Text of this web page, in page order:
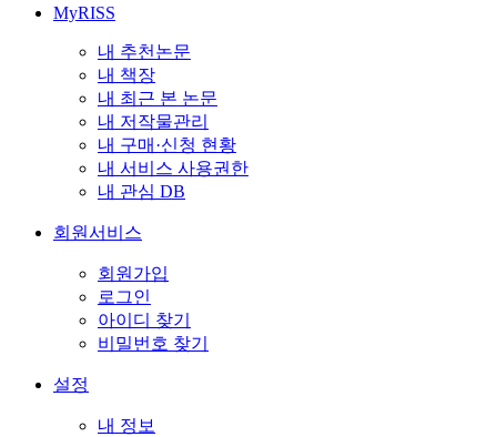
MyRISS
내 추천논문
내 책장
내 최근 본 논문
내 저작물관리
내 구매·신청 현황
내 서비스 사용권한
내 관심 DB
회원서비스
회원가입
로그인
아이디 찾기
비밀번호 찾기
설정
내 정보